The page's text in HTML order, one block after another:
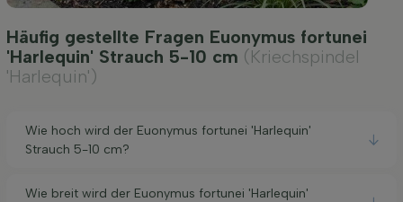
Häufig gestellte Fragen Euonymus fortunei
'Harlequin' Strauch 5-10 cm (Kriechspindel
'Harlequin')
Wie hoch wird der Euonymus fortunei 'Harlequin'
Strauch 5-10 cm?
Wie breit wird der Euonymus fortunei 'Harlequin'